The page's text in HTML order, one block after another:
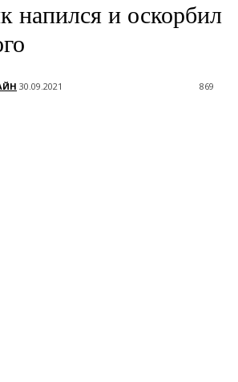
напился и оскорбил
30.09.2021 869